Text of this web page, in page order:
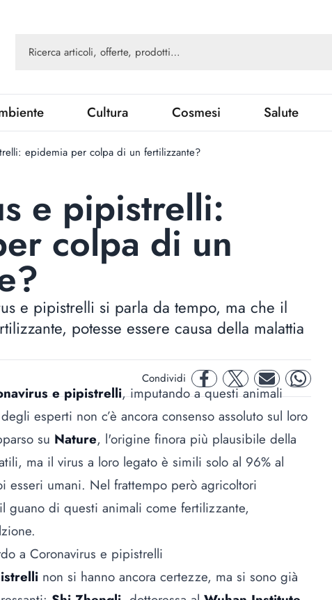
Cultura Cosmesi Salute
epidemia per colpa di un fertilizzante?
e pipistrelli:
colpa di un
e pipistrelli si parla da tempo, ma che il
potesse essere causa della malattia
Condividi facebooktwitter mail whatsapp
e pipistrelli, imputando a questi animali
esperti non c’è ancora consenso assoluto sul loro
su Nature, l'origine finora più plausibile della
ma il virus a loro legato è simili solo al 96% al
esseri umani. Nel frattempo però agricoltori
guano di questi animali come fertilizzante,
a Coronavirus e pipistrelli
non si hanno ancora certezze, ma si sono già